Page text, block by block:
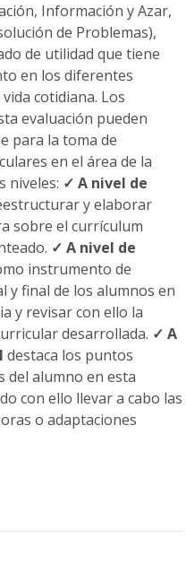
Información y Azar,
de Problemas),
de utilidad que tiene
en los diferentes
cotidiana. Los
evaluación pueden
para la toma de
en el área de la
niveles: ✓ A nivel de
y elaborar
sobre el currículum
✓ A nivel de
instrumento de
y final de los alumnos en
y revisar con ello la
desarrollada. ✓ A
destaca los puntos
del alumno en esta
con ello llevar a cabo las
o adaptaciones